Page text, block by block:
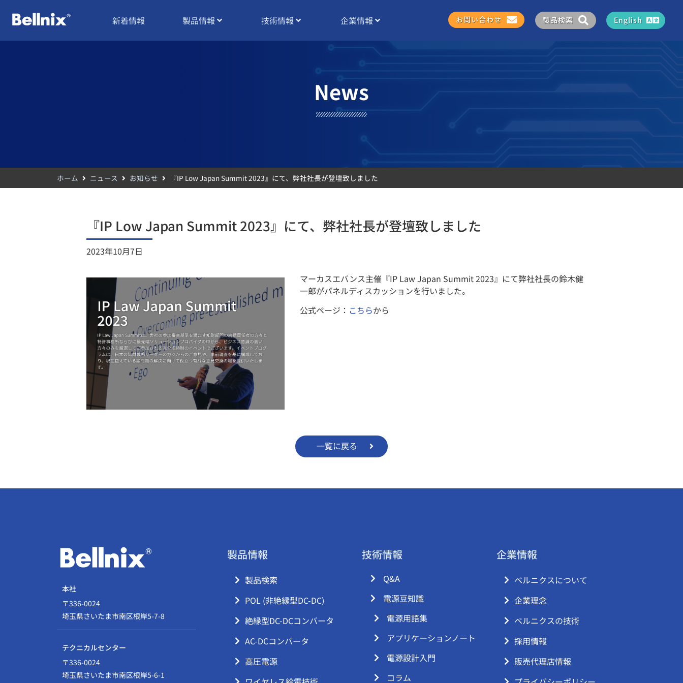
新着情報 製品情報 技術情報 企業情報 お問い合わせ 製品検索 English
News
ホーム ニュース お知らせ 『IP Low Japan Summit 2023』にて、弊社社長が登壇致しました
『IP Low Japan Summit 2023』にて、弊社社長が登壇致しました
2023年10月7日
マーカスエバンス主催『IP Law Japan Summit 2023』にて弊社社長の鈴木健
一郎がパネルディスカッションを行いました。
公式ページ： こちらから
一覧に戻る
本社
〒336-0024
埼玉県さいたま市南区根岸5-7-8
テクニカルセンター
〒336-0024
埼玉県さいたま市南区根岸5-6-1
製品情報
製品検索
POL (非絶縁型DC-DC)
絶縁型DC-DCコンバータ
AC-DCコンバータ
高圧電源
技術情報
Q&A
電源豆知識
電源用語集
アプリケーションノート
電源設計入門
コラム
企業情報
ベルニクスについて
企業理念
ベルニクスの技術
採用情報
販売代理店情報